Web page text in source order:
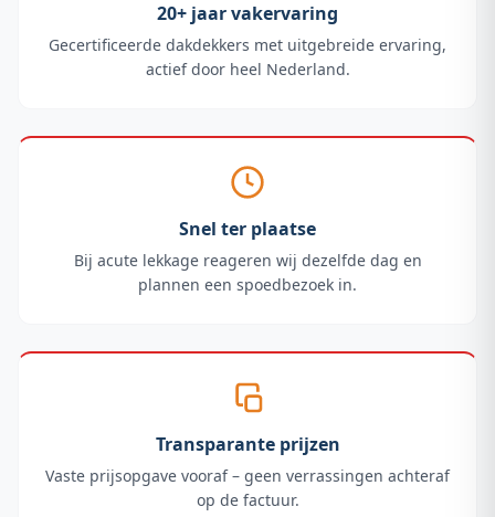
20+ jaar vakervaring
Gecertificeerde dakdekkers met uitgebreide ervaring,
actief door heel Nederland.
Snel ter plaatse
Bij acute lekkage reageren wij dezelfde dag en
plannen een spoedbezoek in.
Transparante prijzen
Vaste prijsopgave vooraf – geen verrassingen achteraf
op de factuur.